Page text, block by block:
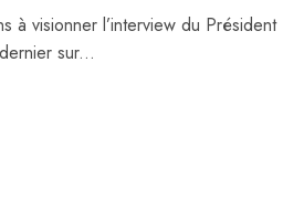
à visionner l’interview du Président
sur...